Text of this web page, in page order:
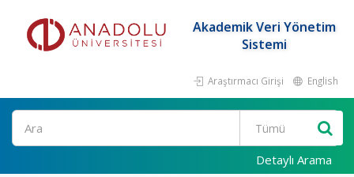
Akademik Veri Yönetim
Sistemi
Araştırmacı Girişi English
Ara
Detaylı Arama